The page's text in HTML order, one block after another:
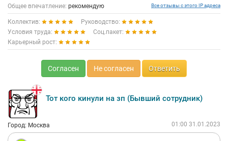
в каждого свой.
Те кто пишут,что проекты открываются/закрываются так это
аутсортсинг, где нет своих проектов, и не от Компании
зависит, что что-то произошло у заказчика и проект
закрылся. В любой аутсортсинговой компании такая же
ситуация проекты приходят и уходят.
В общем, я рада что работаю в данной компании уже третий
Общее впечатление: рекомендую Все отзывы с этого IP адреса
Коллектив:
Руководство:
Условия труда:
Соц.пакет:
Карьерный рост:
Согласен Не согласен Ответить
Тот кого кинули на зп (Бывший сотрудник)
Город: Москва 01:00 31.01.2023